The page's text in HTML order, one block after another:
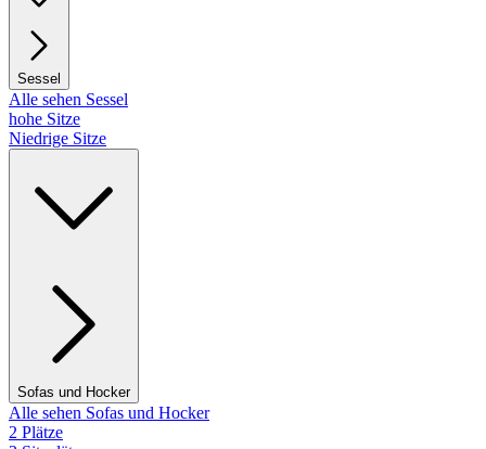
Sessel
Alle sehen Sessel
hohe Sitze
Niedrige Sitze
Sofas und Hocker
Alle sehen Sofas und Hocker
2 Plätze